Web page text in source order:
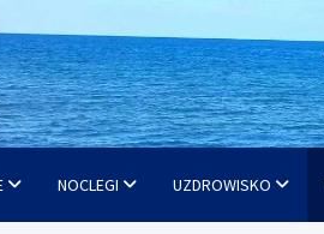
NOCLEGI UZDROWISKO